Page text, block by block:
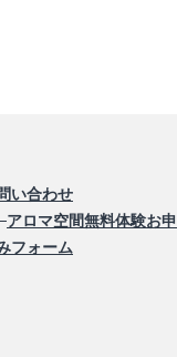
い合わせ
アロマ空間無料体験お申
フォーム